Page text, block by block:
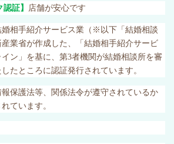
証】 店舗が安心です
婚相手紹介サービス業（※以下「結婚相談
業省が作成した、「結婚相手紹介サービ
ン」を基に、第3者機関が結婚相談所を審
たところに認証発行されています。
保護法等、関係法令が遵守されているか
ています。